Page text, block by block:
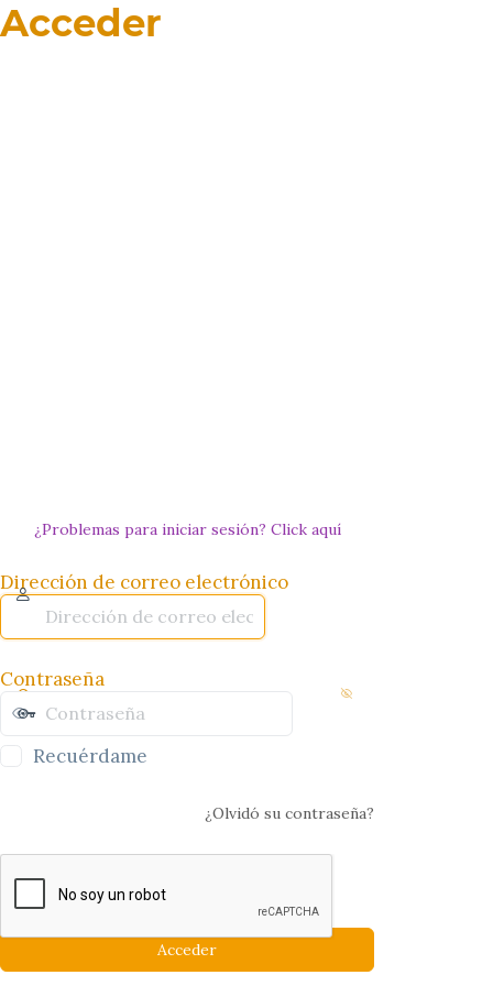
Acceder
¿Problemas para iniciar sesión? Click aquí
Dirección de correo electrónico
Contraseña
Recuérdame
¿Olvidó su contraseña?